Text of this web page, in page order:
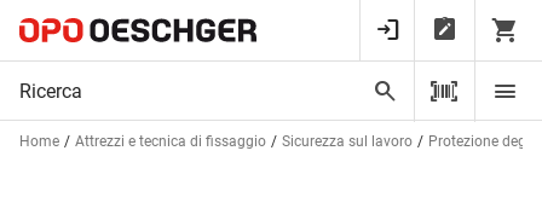
Home Attrezzi e tecnica di fissaggio Sicurezza sul lavoro Protezione degli